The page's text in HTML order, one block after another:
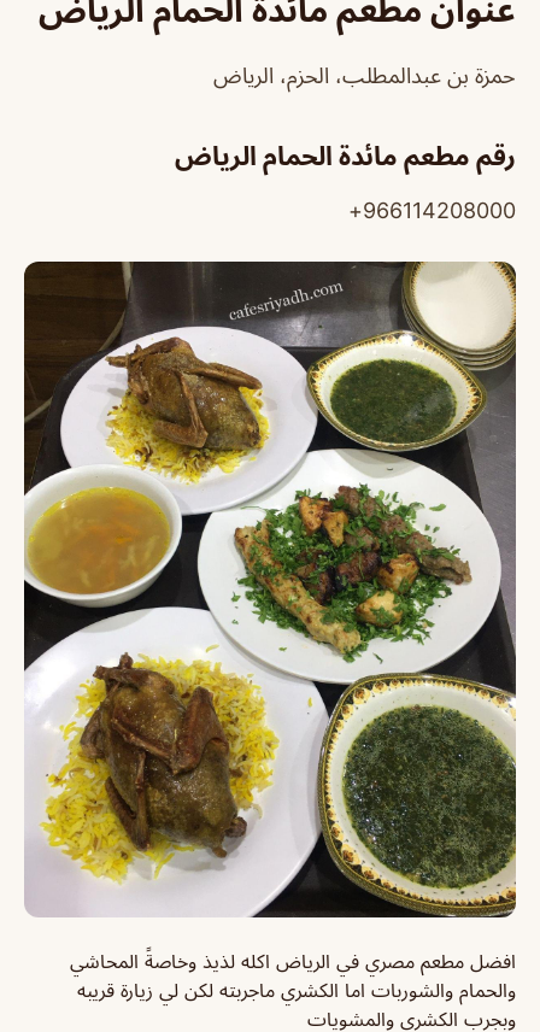
عنوان مطعم مائدة الحمام الرياض
حمزة بن عبدالمطلب، الحزم، الرياض
رقم مطعم مائدة الحمام الرياض
966114208000+
افضل مطعم مصري في الرياض اكله لذيذ وخاصةً المحاشي
والحمام والشوربات اما الكشري ماجربته لكن لي زيارة قريبه
وبجرب الكشري والمشويات